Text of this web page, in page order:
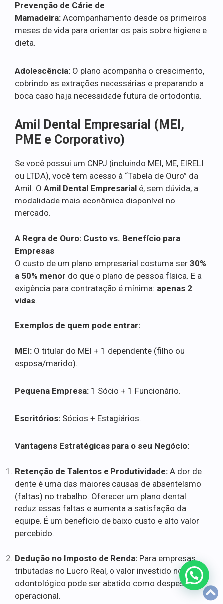
Prevenção de Cárie de
Mamadeira: Acompanhamento desde os primeiros
meses de vida para orientar os pais sobre higiene e
dieta.
Adolescência: O plano acompanha o crescimento,
cobrindo as extrações necessárias e preparando a
boca caso haja necessidade futura de ortodontia.
Amil Dental Empresarial (MEI,
PME e Corporativo)
Se você possui um CNPJ (incluindo MEI, ME, EIRELI
ou LTDA), você tem acesso à “Tabela de Ouro” da
Amil. O Amil Dental Empresarial é, sem dúvida, a
modalidade mais econômica disponível no
mercado.
A Regra de Ouro: Custo vs. Benefício para
Empresas
O custo de um plano empresarial costuma ser 30%
a 50% menor do que o plano de pessoa física. E a
exigência para contratação é mínima: apenas 2
vidas.
Exemplos de quem pode entrar:
MEI: O titular do MEI + 1 dependente (filho ou
esposa/marido).
Pequena Empresa: 1 Sócio + 1 Funcionário.
Escritórios: Sócios + Estagiários.
Vantagens Estratégicas para o seu Negócio:
Retenção de Talentos e Produtividade: A dor de
dente é uma das maiores causas de absenteísmo
(faltas) no trabalho. Oferecer um plano dental
reduz essas faltas e aumenta a satisfação da
equipe. É um benefício de baixo custo e alto valor
percebido.
Dedução no Imposto de Renda: Para empresas
tributadas no Lucro Real, o valor investido no plano
odontológico pode ser abatido como despesa
operacional.